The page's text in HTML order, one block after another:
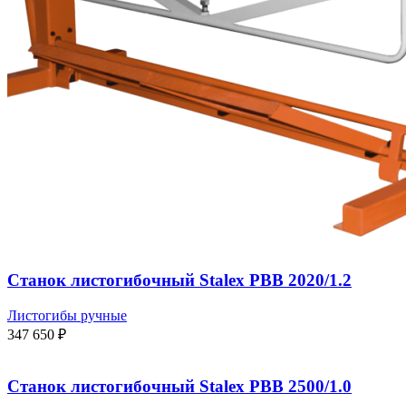
Станок листогибочный Stalex PBB 2020/1.2
Листогибы ручные
347 650 ₽
Станок листогибочный Stalex PBB 2500/1.0